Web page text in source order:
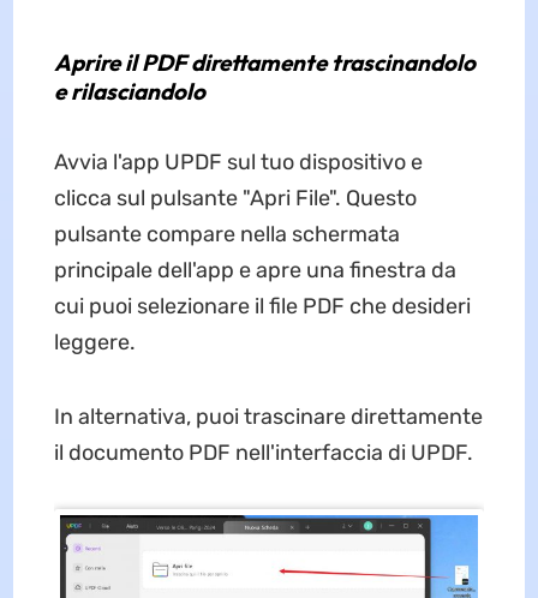
Aprire il PDF direttamente trascinandolo
e rilasciandolo
Avvia l'app UPDF sul tuo dispositivo e
clicca sul pulsante "Apri File". Questo
pulsante compare nella schermata
principale dell'app e apre una finestra da
cui puoi selezionare il file PDF che desideri
leggere.
In alternativa, puoi trascinare direttamente
il documento PDF nell'interfaccia di UPDF.